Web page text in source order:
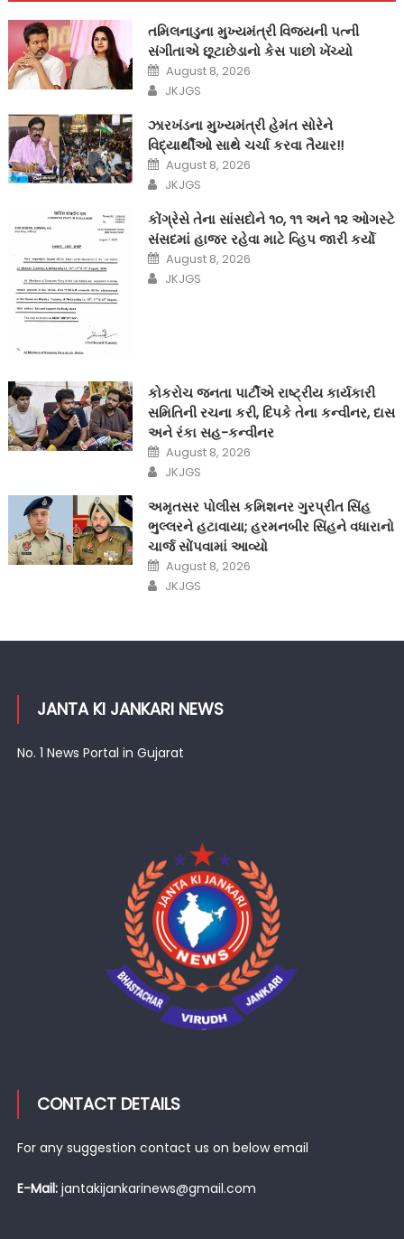
તમિલનાડુના મુખ્યમંત્રી વિજયની પત્ની
સંગીતાએ છૂટાછેડાનો કેસ પાછો ખેંચ્યો
Posted
on
August 8, 2026
Author
JKJGS
ઝારખંડના મુખ્યમંત્રી હેમંત સોરેને
વિદ્યાર્થીઓ સાથે ચર્ચા કરવા તૈયાર!!
Posted
on
August 8, 2026
Author
JKJGS
કોંગ્રેસે તેના સાંસદોને ૧૦, ૧૧ અને ૧૨ ઓગસ્ટે
સંસદમાં હાજર રહેવા માટે વ્હિપ જારી કર્યો
Posted
on
August 8, 2026
Author
JKJGS
કોકરોચ જનતા પાર્ટીએ રાષ્ટ્રીય કાર્યકારી
સમિતિની રચના કરી, દિપકે તેના કન્વીનર, દાસ
અને રંકા સહ-કન્વીનર
Posted
on
August 8, 2026
Author
JKJGS
અમૃતસર પોલીસ કમિશનર ગુરપ્રીત સિંહ
ભુલ્લરને હટાવાયા; હરમનબીર સિંહને વધારાનો
ચાર્જ સોંપવામાં આવ્યો
Posted
on
August 8, 2026
Author
JKJGS
JANTA KI JANKARI NEWS
No. 1 News Portal in Gujarat
CONTACT DETAILS
For any suggestion contact us on below email
E-Mail: jantakijankarinews@gmail.com